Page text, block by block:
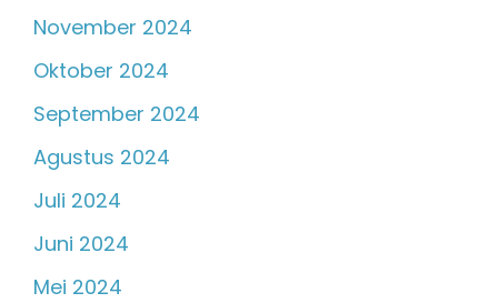
November 2024
Oktober 2024
September 2024
Agustus 2024
Juli 2024
Juni 2024
Mei 2024